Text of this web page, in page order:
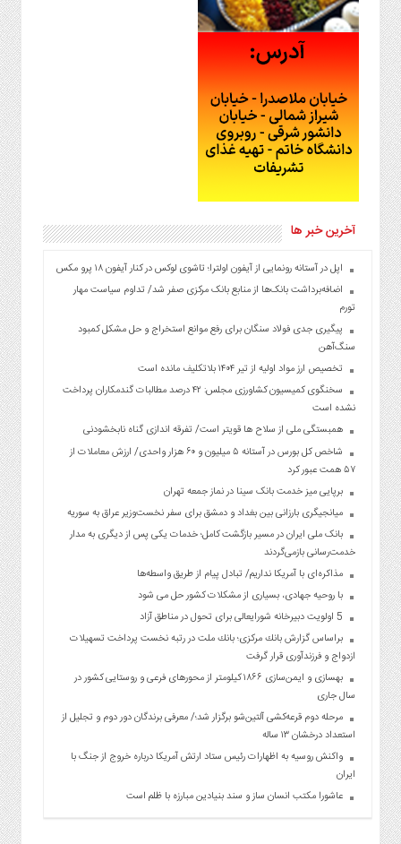
آخرین خبر ها
اپل در آستانه رونمایی از آیفون اولترا؛ تاشوی لوکس در کنار آیفون ۱۸ پرو مکس
اضافه‌برداشت بانک‌ها از منابع بانک مرکزی صفر شد/ تداوم سیاست مهار
تورم
پیگیری جدی فولاد سنگان برای رفع موانع استخراج و حل مشکل کمبود
سنگ‌آهن
تخصیص ارز مواد اولیه از تیر ۱۴۰۴ بلاتکلیف مانده است
سخنگوی کمیسیون کشاورزی مجلس: ۴۲ درصد مطالبات گندمکاران پرداخت
نشده است
همبستگی ملی از سلاح ها قویتر است/ تفرقه اندازی گناه نابخشودنی
شاخص کل بورس در آستانه ۵ میلیون و ۶۰ هزار واحدی/ ارزش معاملات از
۵۷ همت عبور کرد
برپایی میز خدمت بانک سینا در نماز جمعه تهران
میانجیگری بارزانی بین بغداد و دمشق برای سفر نخست‌وزیر عراق به سوریه
بانک ملی ایران در مسیر بازگشت کامل؛ خدمات یکی پس از دیگری به مدار
خدمت‌رسانی بازمی‌گردند
مذاکره‌ای با آمریکا نداریم/ تبادل پیام از طریق واسطه‌ها
با روحیه جهادی، بسیاری از مشکلات کشور حل می شود
5 اولویت دبیرخانه شورایعالی برای تحول در مناطق آزاد
براساس گزارش بانك مركزی؛ بانك ملت در رتبه نخست پرداخت تسهیلات
ازدواج و فرزندآوری قرار گرفت
بهسازی و ایمن‌سازی ۱۸۶۶ کیلومتر از محورهای فرعی و روستایی کشور در
سال جاری
مرحله دوم قرعه‌کشی آلتین‌شو برگزار شد؛/ معرفی برندگان دور دوم و تجلیل از
استعداد درخشان ۱۳ ساله
واکنش روسیه به اظهارات رئیس ستاد ارتش آمریکا درباره خروج از جنگ با
ایران
عاشورا مکتب انسان ساز و سند بنیادین مبارزه با ظلم است